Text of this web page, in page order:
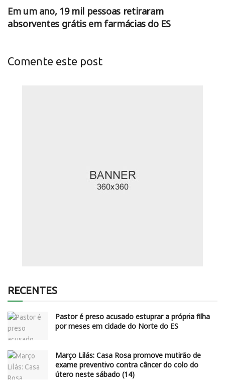
Em um ano, 19 mil pessoas retiraram
absorventes grátis em farmácias do ES
Comente este post
RECENTES
Pastor é preso acusado estuprar a própria filha
por meses em cidade do Norte do ES
Março Lilás: Casa Rosa promove mutirão de
exame preventivo contra câncer do colo do
útero neste sábado (14)